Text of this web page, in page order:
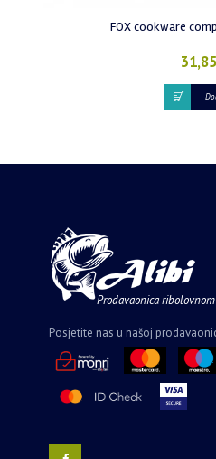
FOX cookware
31,85
Prodavaonica
Posjetite nas u našoj